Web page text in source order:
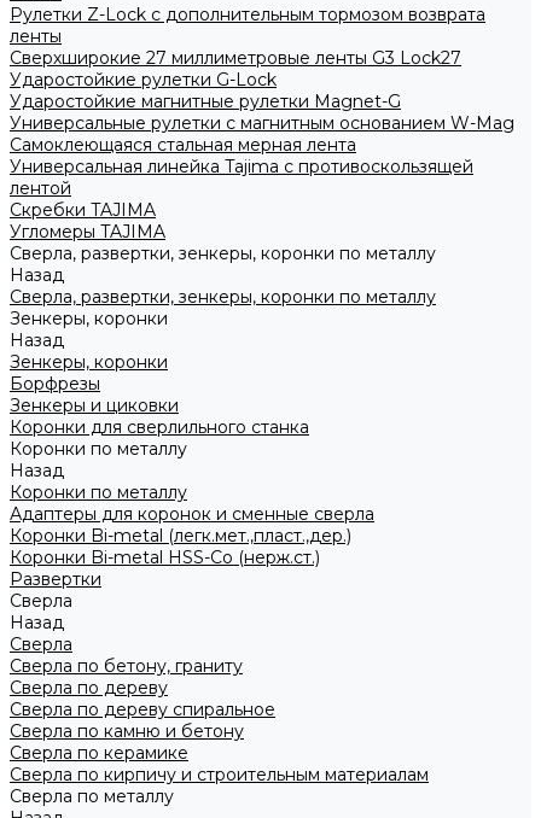
Рулетки Z-Lock с дополнительным тормозом возврата
ленты
Сверхширокие 27 миллиметровые ленты G3 Lock27
Ударостойкие рулетки G-Lock
Ударостойкие магнитные рулетки Magnet-G
Универсальные рулетки с магнитным основанием W-Mag
Самоклеющаяся стальная мерная лента
Универсальная линейка Tajima с противоскользящей
лентой
Скребки TAJIMA
Угломеры TAJIMA
Сверла, развертки, зенкеры, коронки по металлу
Назад
Сверла, развертки, зенкеры, коронки по металлу
Зенкеры, коронки
Назад
Зенкеры, коронки
Борфрезы
Зенкеры и циковки
Коронки для сверлильного станка
Коронки по металлу
Назад
Коронки по металлу
Адаптеры для коронок и сменные сверла
Коронки Bi-metal (легк.мет.,пласт.,дер.)
Коронки Bi-metal HSS-Co (нерж.ст.)
Развертки
Сверла
Назад
Сверла
Сверла по бетону, граниту
Сверла по дереву
Сверла по дереву спиральное
Сверла по камню и бетону
Сверла по керамике
Сверла по кирпичу и строительным материалам
Сверла по металлу